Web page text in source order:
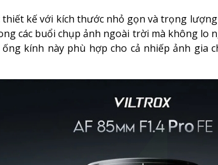
thiết kế với kích thước nhỏ gọn và trọng
các buổi chụp ảnh ngoài trời mà không
ống kính này phù hợp cho cả nhiếp ảnh